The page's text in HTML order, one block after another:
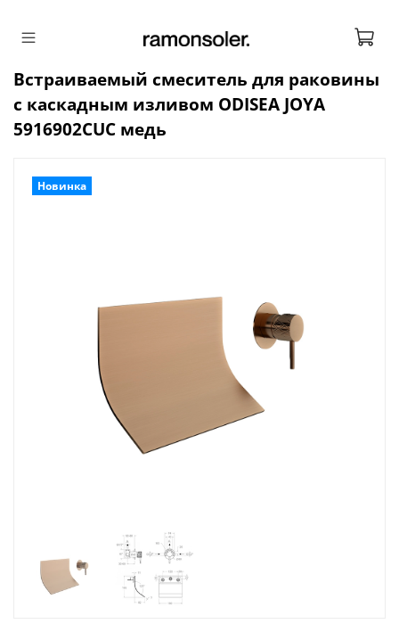
Новинка
Встраиваемый смеситель для раковины
с каскадным изливом ODISEA JOYA
5916902CUC медь